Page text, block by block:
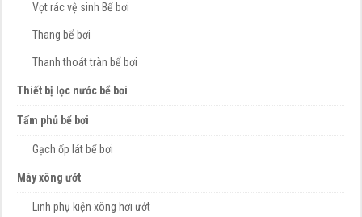
Vợt rác vệ sinh Bể bơi
Thang bể bơi
Thanh thoát tràn bể bơi
Thiết bị lọc nước bể bơi
Tấm phủ bể bơi
Gạch ốp lát bể bơi
Máy xông ướt
Linh phụ kiện xông hơi ướt